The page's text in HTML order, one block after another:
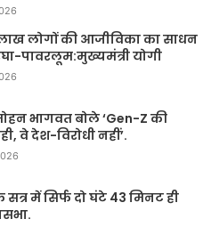
लोगों की आजीविका का साधन
पावरलूम:मुख्यमंत्री योगी
भागवत बोले ‘Gen-Z की
वे देश-विरोधी नहीं’.
सत्र में सिर्फ दो घंटे 43 मिनट ही